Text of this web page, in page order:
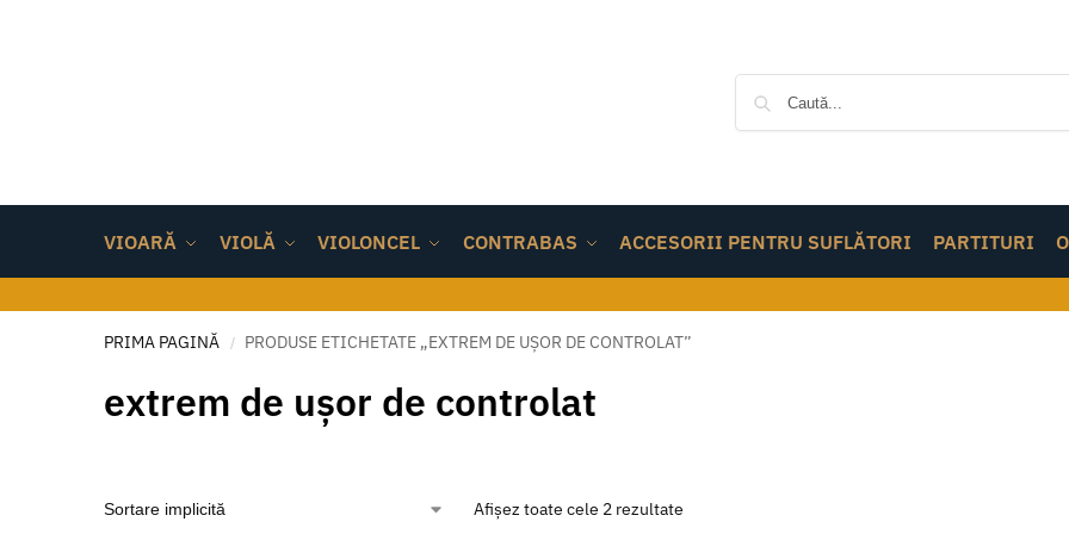
VIOARĂ VIOLĂ VIOLONCEL CONTRABAS ACCESORII PENTRU SUFLĂTORI PARTITURI
PRIMA PAGINĂ / PRODUSE ETICHETATE „EXTREM DE UȘOR DE CONTROLAT”
extrem de ușor de controlat
Afișez toate cele 2 rezultate